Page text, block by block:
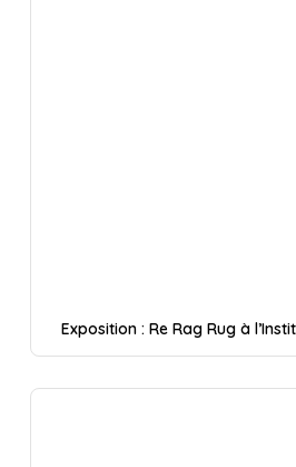
Exposition : Re Rag Rug à